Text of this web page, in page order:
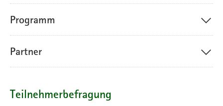
Programm
Partner
Teilnehmerbefragung